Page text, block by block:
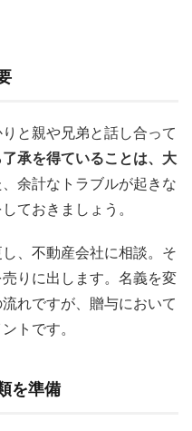
と親や兄弟と話し合って
承を得ていることは、大
余計なトラブルが起きな
ておきましょう。
、不動産会社に相談。そ
りに出します。名義を変
れですが、贈与において
トです。
を準備